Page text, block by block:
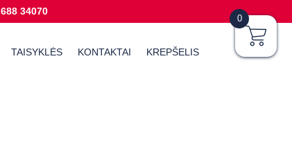
34070
TAISYKLĖS KONTAKTAI KREPŠELIS
0